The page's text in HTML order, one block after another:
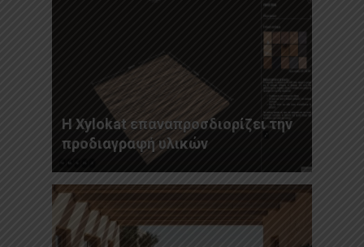
Η Xylokat επαναπροσδιορίζει την
προδιαγραφή υλικών